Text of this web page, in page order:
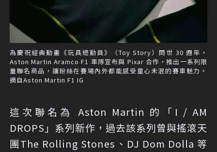
為慶祝經典動畫《玩具總動員》（Toy Story）問世 30 週年，
Aston Martin Aramco F1 車隊宣布與 Pixar 合作，推出一系列限
量聯名商品，讓粉絲在賽場內外都能感受童心未泯的賽車魅力。
摘自Aston Martin F1 IG
這次聯名為 Aston Martin 的「I / AM
DROPS」系列新作，過去該系列曾與搖滾天
團The Rolling Stones、DJ Dom Dolla 等